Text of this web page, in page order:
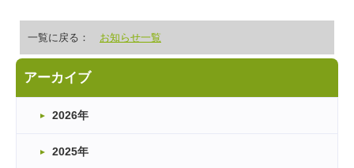
一覧に戻る： お知らせ一覧
アーカイブ
2026年
2025年